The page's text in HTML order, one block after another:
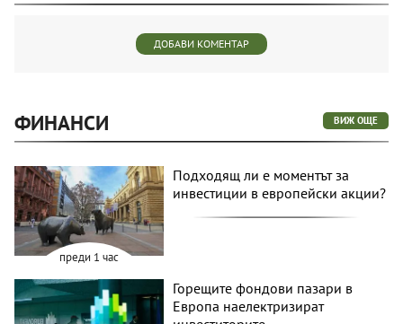
ДОБАВИ КОМЕНТАР
ФИНАНСИ ВИЖ ОЩЕ
преди 1 час
Подходящ ли е моментът за
инвестиции в европейски акции?
Горещите фондови пазари в
Европа наелектризират